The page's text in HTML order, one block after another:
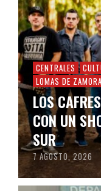
CENTRALES
LOMAS DE ZAMORA
LOS
CON UN
SUR
7 AGOSTO, 2026